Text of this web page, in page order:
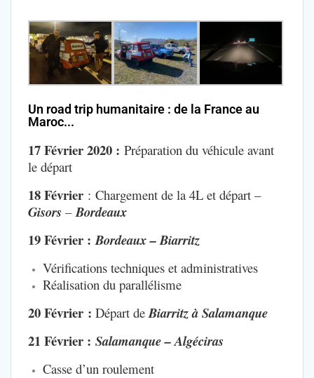
Un road trip humanitaire : de la France au
Maroc...
17 Février 2020 : Préparation du véhicule avant
le départ
18 Février : Chargement de la 4L et départ –
Gisors – Bordeaux
19 Février :Bordeaux – Biarritz
Vérifications techniques et administratives
Réalisation du parallélisme
20 Février : Départ de Biarritz à Salamanque
21 Février : Salamanque – Algéciras
Casse d’un roulement